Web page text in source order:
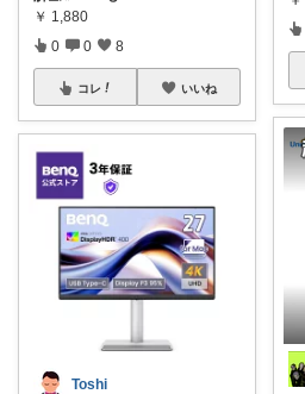
￥ 1,880
0 0 8
コレ いいね
Toshi